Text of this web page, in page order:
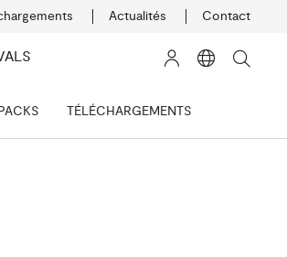
Actualités Contact
TÉLÉCHARGEMENTS